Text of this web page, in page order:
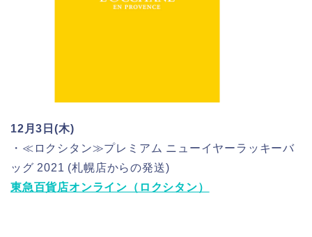
12月3日(木)
・≪ロクシタン≫プレミアム ニューイヤーラッキーバ
ッグ 2021 (札幌店からの発送)
東急百貨店オンライン（ロクシタン）